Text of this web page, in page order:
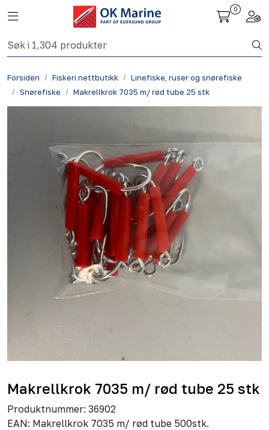
Skip to main content
Toggle navigation
0
Forsiden Fiskeri nettbutikk
Linefiske, ruser og snørefiske
Snørefiske
Makrellkrok 7035 m/ rød tube 25 stk
Makrellkrok 7035 m/ rød tube 25 stk
Produktnummer: 36902
EAN: Makrellkrok 7035 m/ rød tube 500stk.
Fiskeri nettbutikk
Havbruk